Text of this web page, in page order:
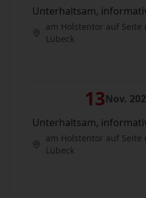
Unterhaltsam,
am Holstentor auf Seite
Lübeck
13Nov.
Unterhaltsam,
am Holstentor auf Seite
Lübeck